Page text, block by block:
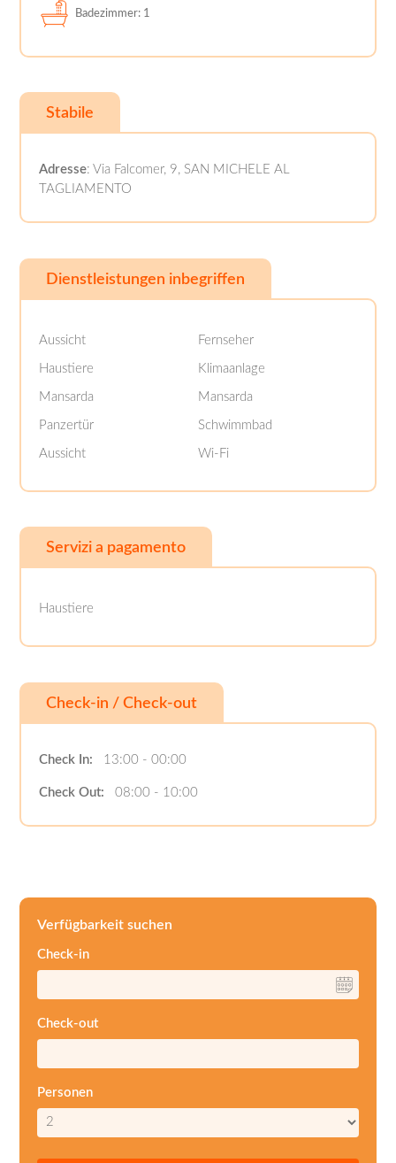
Badezimmer: 1
Stabile
Adresse: Via Falcomer, 9, SAN MICHELE AL
TAGLIAMENTO
Dienstleistungen inbegriffen
Aussicht Fernseher
Haustiere Klimaanlage
Mansarda Mansarda
Panzertür Schwimmbad
Aussicht Wi-Fi
Servizi a pagamento
Haustiere
Check-in / Check-out
Check In: 13:00 - 00:00
Check Out: 08:00 - 10:00
Verfügbarkeit suchen
Check-in
Check-out
Personen